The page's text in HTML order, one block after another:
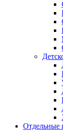
Отдельные